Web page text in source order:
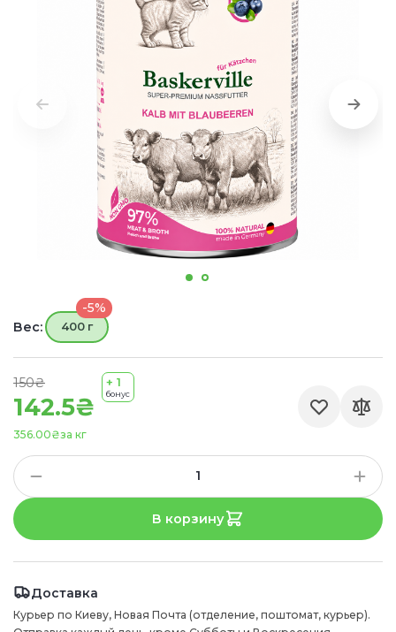
142.5₴
150₴
за кг
356.00₴
+ 1
бонус
Вес:
-5%
400 г
В корзину
Доставка
Курьер по Киеву, Новая Почта (отделение, поштомат, курьер).